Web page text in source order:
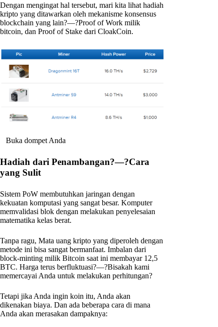
Dengan mengingat hal tersebut, mari kita lihat hadiah
kripto yang ditawarkan oleh mekanisme konsensus
blockchain yang lain?—?Proof of Work milik
bitcoin, dan Proof of Stake dari CloakCoin.
Buka dompet Anda
Hadiah dari Penambangan?—?Cara
yang Sulit
Sistem PoW membutuhkan jaringan dengan
kekuatan komputasi yang sangat besar. Komputer
memvalidasi blok dengan melakukan penyelesaian
matematika kelas berat.
Tanpa ragu, Mata uang kripto yang diperoleh dengan
metode ini bisa sangat bermanfaat. Imbalan dari
block-minting milik Bitcoin saat ini membayar 12,5
BTC. Harga terus berfluktuasi?—?Bisakah kami
memercayai Anda untuk melakukan perhitungan?
Tetapi jika Anda ingin koin itu, Anda akan
dikenakan biaya. Dan ada beberapa cara di mana
Anda akan merasakan dampaknya: